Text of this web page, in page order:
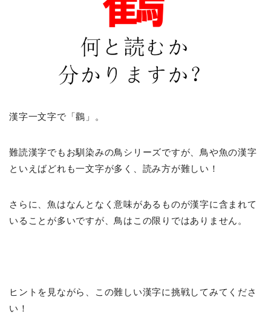
漢字一文字で「鸛」。
難読漢字でもお馴染みの鳥シリーズですが、鳥や魚の漢字
といえばどれも一文字が多く、読み方が難しい！
さらに、魚はなんとなく意味があるものが漢字に含まれて
いることが多いですが、鳥はこの限りではありません。
ヒントを見ながら、この難しい漢字に挑戦してみてくださ
い！